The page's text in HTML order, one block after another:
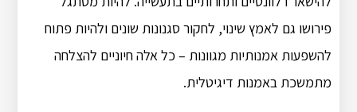
פירושו גם לאמץ שינוי, לחקור סגנונות שונים ולהיות פתוח
להשפעות אמנותיות מגוונות – כל אלה חיוניים להצלחה
מתמשכת באמנות דיגיטלית.